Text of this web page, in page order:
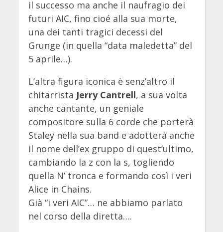
il successo ma anche il naufragio dei
futuri AIC, fino cioé alla sua morte,
una dei tanti tragici decessi del
Grunge (in quella “data maledetta” del
5 aprile…).
L’altra figura iconica è senz’altro il
chitarrista Jerry Cantrell, a sua volta
anche cantante, un geniale
compositore sulla 6 corde che porterà
Staley nella sua band e adotterà anche
il nome dell’ex gruppo di quest’ultimo,
cambiando la z con la s, togliendo
quella N’ tronca e formando così i veri
Alice in Chains.
Già “i veri AIC”… ne abbiamo parlato
nel corso della diretta….